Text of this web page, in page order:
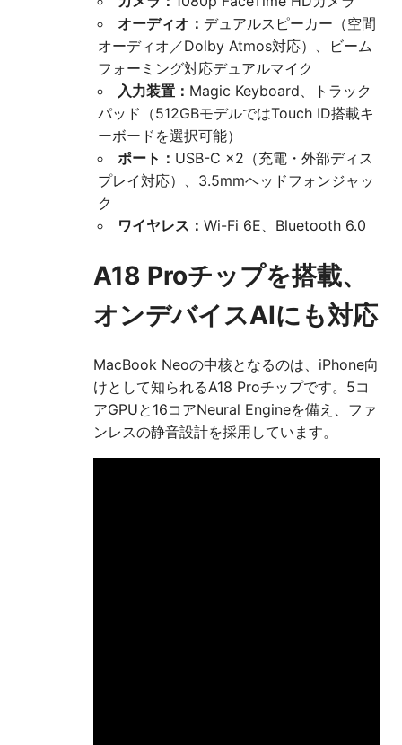
オーディオ： デュアルスピーカー（空間
オーディオ／Dolby Atmos対応）、ビーム
フォーミング対応デュアルマイク
入力装置： Magic Keyboard、トラック
パッド（512GBモデルではTouch ID搭載キ
ーボードを選択可能）
ポート： USB-C ×2（充電・外部ディス
プレイ対応）、3.5mmヘッドフォンジャッ
ク
ワイヤレス： Wi-Fi 6E、Bluetooth 6.0
A18 Proチップを搭載、
オンデバイスAIにも対応
MacBook Neoの中核となるのは、iPhone向
けとして知られるA18 Proチップです。5コ
アGPUと16コアNeural Engineを備え、ファ
ンレスの静音設計を採用しています。